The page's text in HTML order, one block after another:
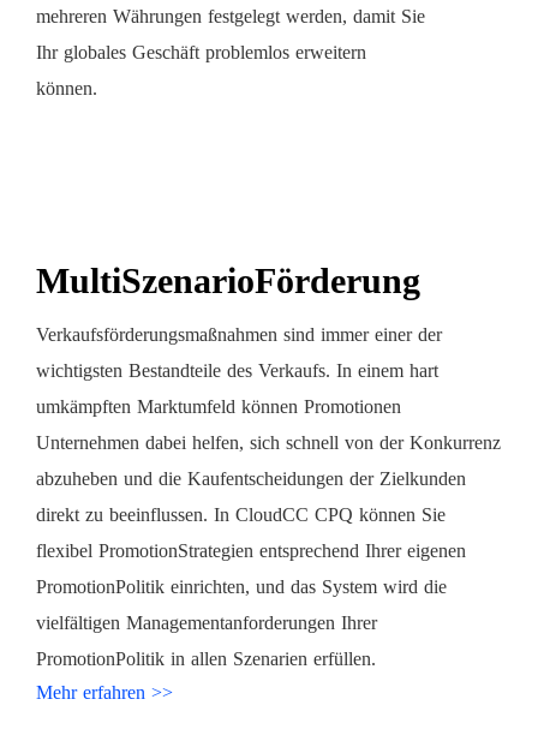
mehreren Währungen festgelegt werden, damit Sie
Ihr globales Geschäft problemlos erweitern
können.
MultiSzenarioFörderung
Verkaufsförderungsmaßnahmen sind immer einer der
wichtigsten Bestandteile des Verkaufs. In einem hart
umkämpften Marktumfeld können Promotionen
Unternehmen dabei helfen, sich schnell von der Konkurrenz
abzuheben und die Kaufentscheidungen der Zielkunden
direkt zu beeinflussen. In CloudCC CPQ können Sie
flexibel PromotionStrategien entsprechend Ihrer eigenen
PromotionPolitik einrichten, und das System wird die
vielfältigen Managementanforderungen Ihrer
PromotionPolitik in allen Szenarien erfüllen.
Mehr erfahren >>